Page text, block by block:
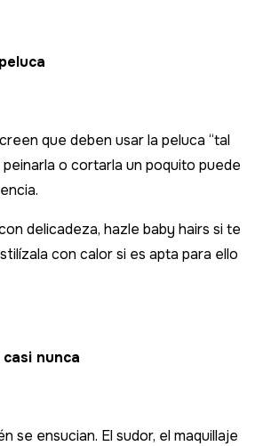
que deben usar la peluca “tal
o cortarla un poquito puede
delicadeza, hazle baby hairs si te
con calor si es apta para ello
nunca
se ensucian. El sudor, el maquillaje